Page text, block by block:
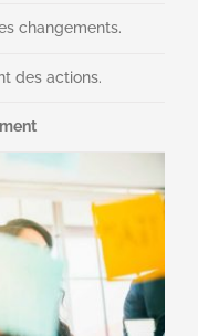
changements.
des actions.